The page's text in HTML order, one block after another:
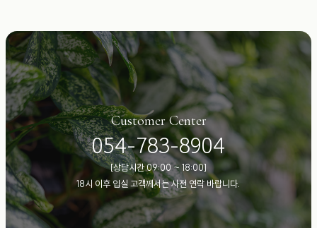
Customer Center
054-783-8904
[상담시간 09:00 ~ 18:00]
18시 이후 입실 고객께서는 사전 연락 바랍니다.